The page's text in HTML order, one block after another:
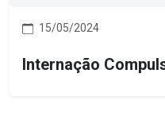
15/05/2024
Internação